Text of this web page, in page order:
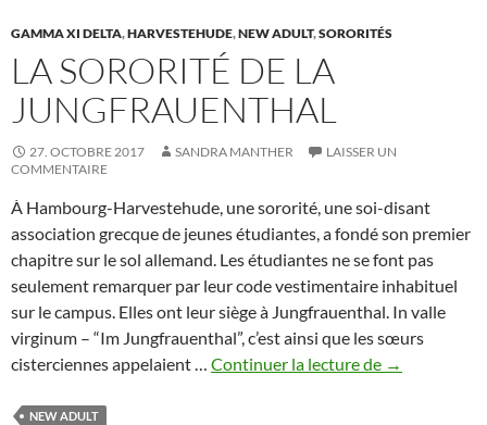
GAMMA XI DELTA,HARVESTEHUDE,NEW ADULT,SORORITÉS
LA SORORITÉ DE LA
JUNGFRAUENTHAL
27. OCTOBRE 2017 SANDRA MANTHER
LAISSER UN
COMMENTAIRE
À Hambourg-Harvestehude, une sororité, une soi-disant
association grecque de jeunes étudiantes, a fondé son premier
chapitre sur le sol allemand. Les étudiantes ne se font pas
seulement remarquer par leur code vestimentaire inhabituel
sur le campus. Elles ont leur siège à Jungfrauenthal. In valle
virginum – “Im Jungfrauenthal”, c’est ainsi que les sœurs
cisterciennes appelaient … Continuer la lecture de La
→
NEW ADULT